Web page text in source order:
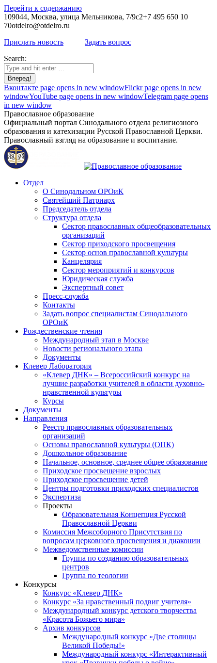
Перейти к содержанию
109044, Москва, улица Мельникова, 7/9с2+7 495 650 10
70otdelro@otdelro.ru
Прислать новость
Задать вопрос
Search:
Вконтакте page opens in new windowFlickr page opens in new
windowYouTube page opens in new windowTelegram page opens
in new window
Православное образование
Официальный портал Синодального отдела религиозного
образования и катехизации Русской Православной Церкви.
Православный взгляд на образование и воспитание.
Отдел
О Синодальном ОРОиК
Святейший Патриарх
Председатель отдела
Структура отдела
Сектор православных общеобразовательных
организаций
Сектор приходского просвещения
Сектор основ православной культуры
Канцелярия
Сектор мероприятий и конкурсов
Юридическая служба
Экспертный совет
Пресс-служба
Контакты
Задать вопрос специалистам Синодального
ОРОиК
Рождественские чтения
Международный этап в Москве
Новости регионального этапа
Документы
Клевер Лаборатория
«Клевер ДНК» – Всероссийский конкурс на
лучшие разработки учителей в области духовно-
нравственной культуры
Курсы
Документы
Направления
Реестр православных образовательных
организаций
Основы православной культуры (ОПК)
Дошкольное образование
Начальное, основное, среднее общее образование
Приходское просвещение взрослых
Приходское просвещение детей
Центры подготовки приходских специалистов
Экспертиза
Проекты
Образовательная Концепция Русской
Православной Церкви
Комиссия Межсоборного Присутствия по
вопросам церковного просвещения и диаконии
Межведомственные комиссии
Группа по созданию образовательных
центров
Группа по теологии
Конкурсы
Конкурс «Клевер ДНК»
Конкурс «За нравственный подвиг учителя»
Международный конкурс детского творчества
«Красота Божьего мира»
Архив конкурсов
Международный конкурс «Две столицы
Великой Победы!»
Международный конкурс «Интерактивный